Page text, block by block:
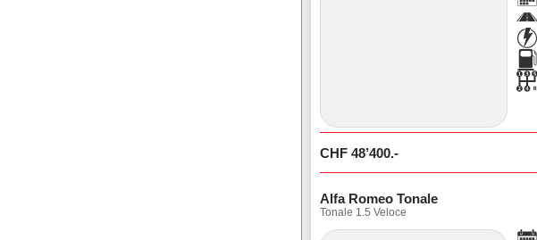
CHF 48’400.-
Alfa Romeo Tonale
Tonale 1.5 Veloce